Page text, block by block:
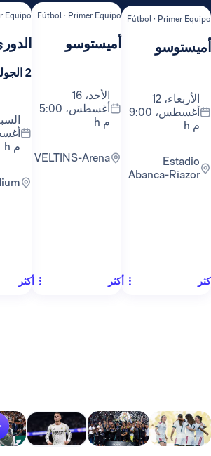
Fútbol
أغسطس، 9:00
Fútbol · Primer Equipo
أميستوسو
الأحد، 16
أغسطس، 5:00
م h
VELTINS-Arena
Fútbol · Primer Equipo
الدوري
أغسطس، 9:30
RCDE Stadium